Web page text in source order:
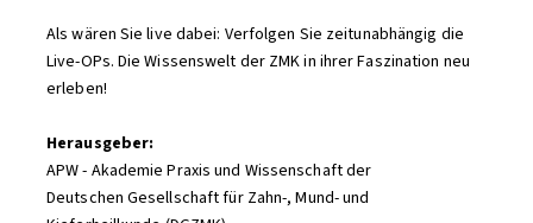
Als wären Sie live dabei: Verfolgen Sie zeitunabhängig die
Live-OPs. Die Wissenswelt der ZMK in ihrer Faszination neu
erleben!
Herausgeber:
APW - Akademie Praxis und Wissenschaft der
Deutschen Gesellschaft für Zahn-, Mund- und